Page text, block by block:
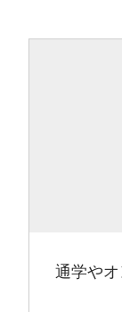
通学や